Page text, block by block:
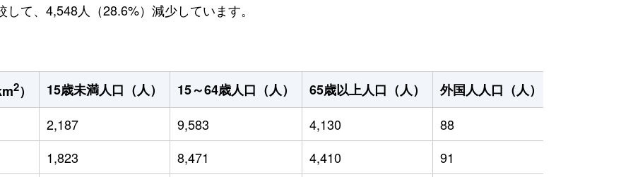
て、4,548人（28.6%）減少しています。
2） 15歳未満人口（人） 15～64歳人口（人） 65歳以上人口（人） 外国人人口（人）
2,187
9,583 4,130 88
1,823
8,471 4,410 91